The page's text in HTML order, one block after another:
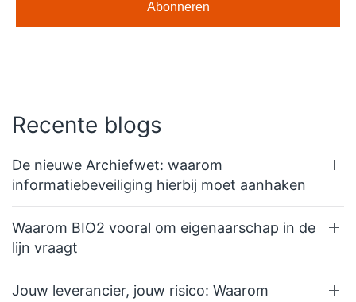
Recente blogs
De nieuwe Archiefwet: waarom
informatiebeveiliging hierbij moet aanhaken
Waarom BIO2 vooral om eigenaarschap in de
lijn vraagt
Jouw leverancier, jouw risico: Waarom